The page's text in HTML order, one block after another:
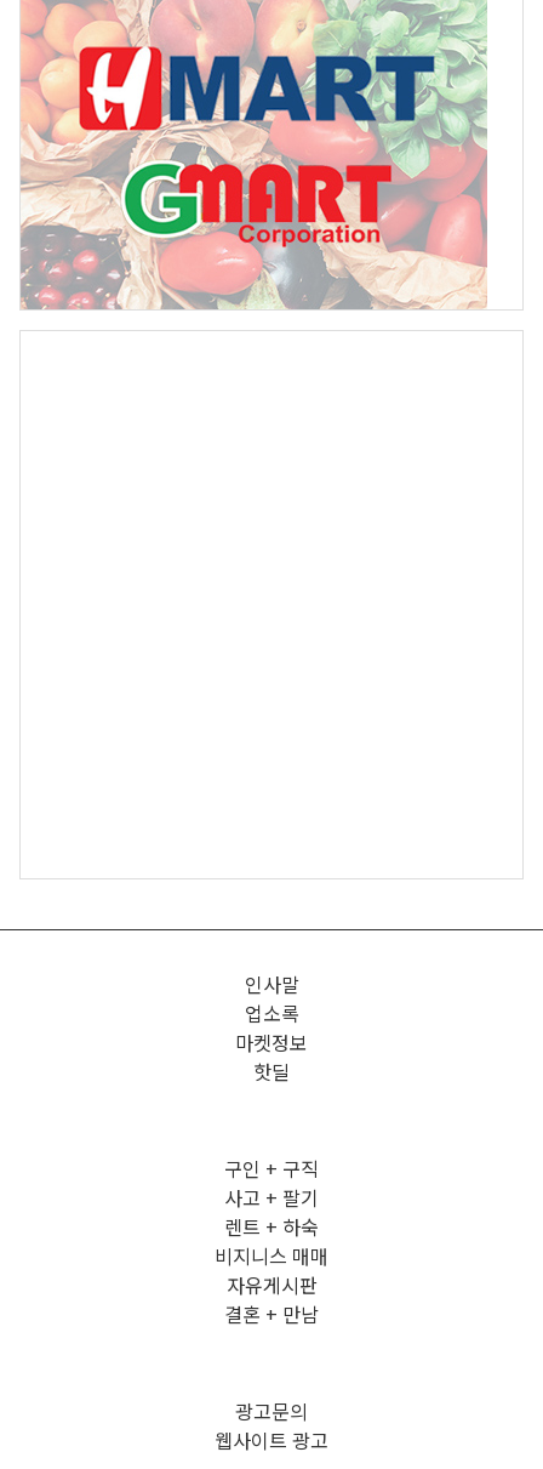
인사말
업소록
마켓정보
핫딜
구인 + 구직
사고 + 팔기
렌트 + 하숙
비지니스 매매
자유게시판
결혼 + 만남
광고문의
웹사이트 광고